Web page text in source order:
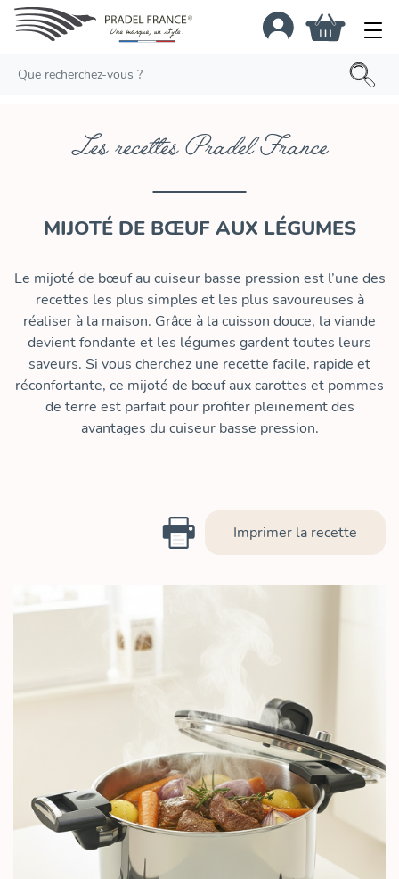
Les recettes Pradel France
MIJOTÉ DE BŒUF AUX LÉGUMES
Le mijoté de bœuf au cuiseur basse pression est l’une des
recettes les plus simples et les plus savoureuses à
réaliser à la maison. Grâce à la cuisson douce, la viande
devient fondante et les légumes gardent toutes leurs
saveurs. Si vous cherchez une recette facile, rapide et
réconfortante, ce mijoté de bœuf aux carottes et pommes
de terre est parfait pour profiter pleinement des
avantages du cuiseur basse pression.
Imprimer la recette